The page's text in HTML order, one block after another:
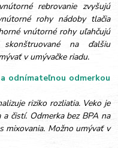
rebrovanie zvyšujú
rohy nádoby tlačia
vnútorné rohy uľahčujú
na ďalšiu
v umývačke riadu.
odnímateľnou odmerkou
riziko rozliatia. Veko je
čistí. Odmerka bez BPA na
mixovania. Možno umývať v